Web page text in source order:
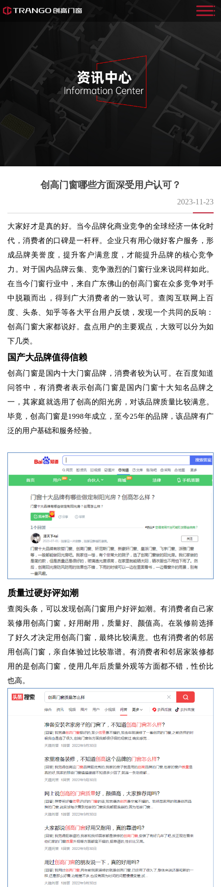
创高门窗哪些方面深受用户认可？
2023-11-23
大家好才是真的好。当今品牌化商业竞争的全球经济一体化时
代，消费者的口碑是一杆秤。企业只有用心做好客户服务，形
成品牌美誉度，提升客户满意度，才能提升品牌的核心竞争
力。对于国内品牌云集、竞争激烈的门窗行业来说同样如此。
在当今门窗行业中，来自广东佛山的创高门窗在众多竞争对手
中脱颖而出，得到广大消费者的一致认可。查阅互联网上百
度、头条、知乎等各大平台用户反馈，发现一个共同的反响：
创高门窗大家都说好。盘点用户的主要观点，大致可以分为如
下几类。
国产大品牌值得信赖
创高门窗是国内十大门窗品牌，消费者较为认可。在百度知道
问答中，有消费者表示创高门窗是国内门窗十大知名品牌之
一，其家庭就选用了创高的阳光房，对该品牌质量比较满意。
毕竟，创高门窗是1998年成立，至今25年的品牌，该品牌有广
泛的用户基础和服务经验。
质量过硬好评如潮
查阅头条，可以发现创高门窗用户好评如潮。有消费者自己家
装修用创高门窗，好用耐用，质量好、颜值高。在装修前选择
了好久才决定用创高门窗，最终比较满意。也有消费者的邻居
用创高门窗，亲自体验过比较靠谱。有消费者和邻居家装修都
用的是创高门窗，使用几年后质量外观等方面都不错，性价比
也高。